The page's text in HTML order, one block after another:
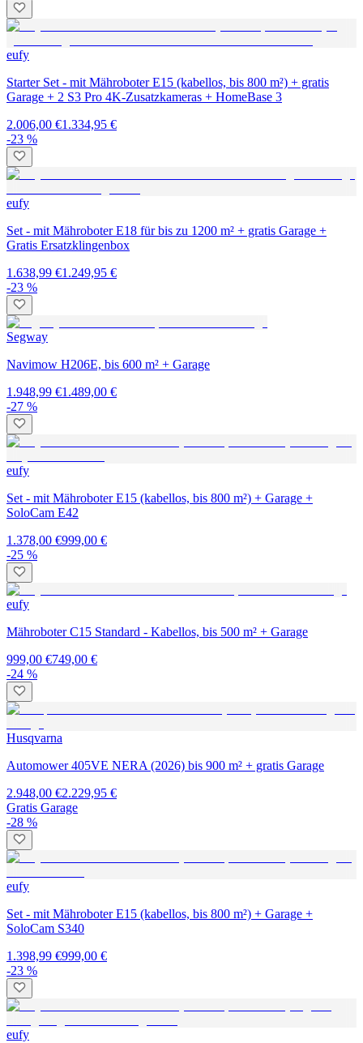
eufy
Starter Set - mit Mähroboter E15 (kabellos, bis 800 m²) + gratis
Garage + 2 S3 Pro 4K-Zusatzkameras + HomeBase 3
2.006,00 €1.334,95 €
-23 %
eufy
Set - mit Mähroboter E18 für bis zu 1200 m² + gratis Garage +
Gratis Ersatzklingenbox
1.638,99 €1.249,95 €
-23 %
Segway
Navimow H206E, bis 600 m² + Garage
1.948,99 €1.489,00 €
-27 %
eufy
Set - mit Mähroboter E15 (kabellos, bis 800 m²) + Garage +
SoloCam E42
1.378,00 €999,00 €
-25 %
eufy
Mähroboter C15 Standard - Kabellos, bis 500 m² + Garage
999,00 €749,00 €
-24 %
Husqvarna
Automower 405VE NERA (2026) bis 900 m² + gratis Garage
2.948,00 €2.229,95 €
Gratis Garage
-28 %
eufy
Set - mit Mähroboter E15 (kabellos, bis 800 m²) + Garage +
SoloCam S340
1.398,99 €999,00 €
-23 %
eufy